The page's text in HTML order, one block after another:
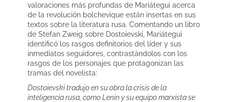
valoraciones más profundas de Mariátegui acerca
de la revolución bolchevique están insertas en sus
textos sobre la literatura rusa. Comentando un libro
de Stefan Zweig sobre Dostoievski, Mariátegui
identificó los rasgos definitorios del líder y sus
inmediatos seguidores, contrastándolos con los
rasgos de los personajes que protagonizan las
tramas del novelista:
Dostoievski tradujo en su obra la crisis de la
inteligencia rusa, como Lenin y su equipo marxista se